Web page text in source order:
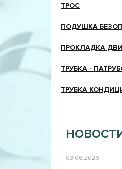
ТРОС
ПОДУШКА
ПРОКЛАДКА
ТРУБКА -
ТРУБКА
03.06.2026